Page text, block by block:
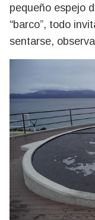
pequeño espejo
“barco”, todo
sentarse,